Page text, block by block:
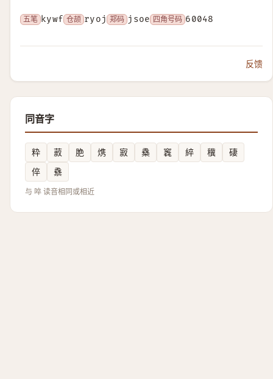
五笔 kywf 仓颉 ryoj 郑码 jsoe 四角号码 60048
反馈
同音字
粋 䔴 脃 㷪 㝮 㯔 竁 綷 䆊
䃀
倅
䄟
与 啐 读音相同或相近